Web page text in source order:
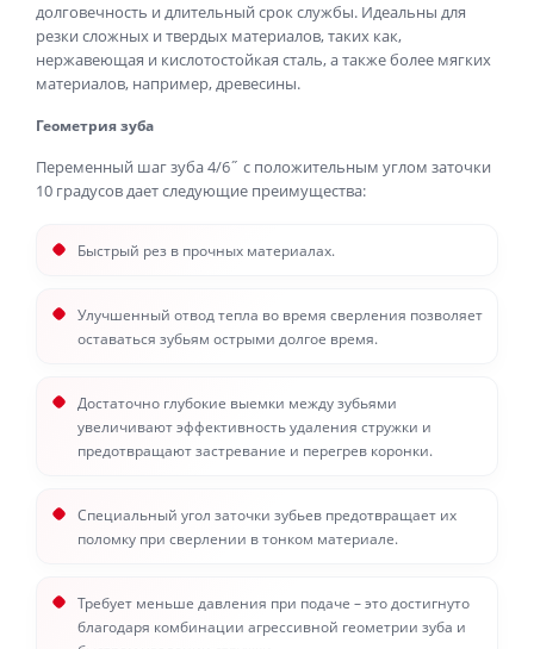
долговечность и длительный срок службы. Идеальны для
резки сложных и твердых материалов, таких как,
нержавеющая и кислотостойкая сталь, а также более мягких
материалов, например, древесины.
Геометрия зуба
Переменный шаг зуба 4/6˝ с положительным углом заточки
10 градусов дает следующие преимущества:
Быстрый рез в прочных материалах.
Улучшенный отвод тепла во время сверления позволяет
оставаться зубьям острыми долгое время.
Достаточно глубокие выемки между зубьями
увеличивают эффективность удаления стружки и
предотвращают застревание и перегрев коронки.
Специальный угол заточки зубьев предотвращает их
поломку при сверлении в тонком материале.
Требует меньше давления при подаче – это достигнуто
благодаря комбинации агрессивной геометрии зуба и